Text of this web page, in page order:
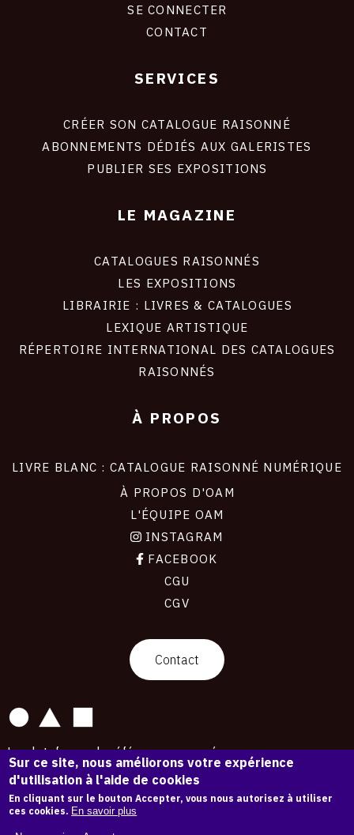
SE CONNECTER
CONTACT
SERVICES
CRÉER SON CATALOGUE RAISONNÉ
ABONNEMENTS DÉDIÉS AUX GALERISTES
PUBLIER SES EXPOSITIONS
LE MAGAZINE
CATALOGUES RAISONNÉS
LES EXPOSITIONS
LIBRAIRIE : LIVRES & CATALOGUES
LEXIQUE ARTISTIQUE
RÉPERTOIRE INTERNATIONAL DES CATALOGUES
RAISONNÉS
À PROPOS
LIVRE BLANC : CATALOGUE RAISONNÉ NUMÉRIQUE
À PROPOS D'OAM
L'ÉQUIPE OAM
INSTAGRAM
FACEBOOK
CGU
CGV
Contact
La plateforme de référence pour créer,
conserver et promouvoir l'Histoire de l'Art.
Des catalogues raisonnés aux archives
d'expositions.
43 254 œuvres d'art — 7 587 expositions
Sur ce site, nous améliorons votre expérience
d'utilisation à l'aide de cookies
En cliquant sur le bouton Accepter, vous nous autorisez à utiliser
ces cookies. En savoir plus